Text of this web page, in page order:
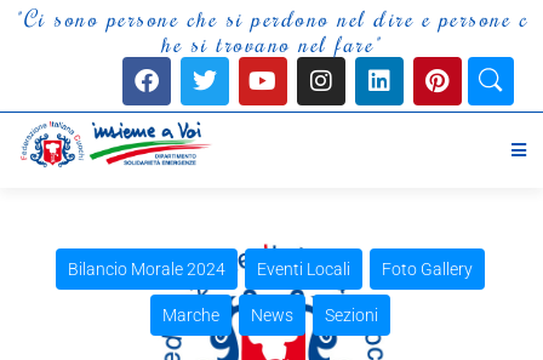
"Ci sono persone che si perdono nel dire e persone c
he si trovano nel fare"
Bilancio Morale 2024 Eventi Locali Foto Gallery
Marche News Sezioni